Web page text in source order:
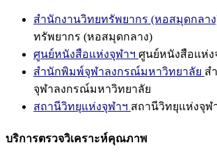
สำนักงานวิทยทรัพยากร (หอสมุดกลา
ทรัพยากร (หอสมุดกลาง)
ศูนย์หนังสือแห่งจุฬาฯ ศูนย์หนังสือแห่ง
สำนักพิมพ์จุฬาลงกรณ์มหาวิทยาลัย ส
จุฬาลงกรณ์มหาวิทยาลัย
สถานีวิทยุแห่งจุฬาฯ สถานีวิทยุแห่งจุฬ
บริการตรวจวิเคราะห์คุณภาพ